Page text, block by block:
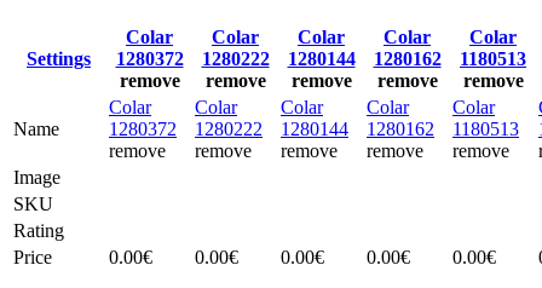
Settings
Colar
1280372
remove
Colar
1280222
remove
Colar
1280144
remove
Colar
1280162
remove
Colar
1180513
remove
Name
Colar
1280372
remove
Colar
1280222
remove
Colar
1280144
remove
Colar
1280162
remove
Colar
1180513
remove
Image
SKU
Rating
Price
0.00€ 0.00€ 0.00€ 0.00€ 0.00€